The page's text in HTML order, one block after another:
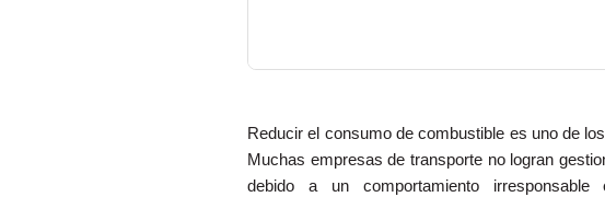
Reducir el consumo de combustible es uno de
Muchas empresas de transporte no logran
debido a un comportamiento